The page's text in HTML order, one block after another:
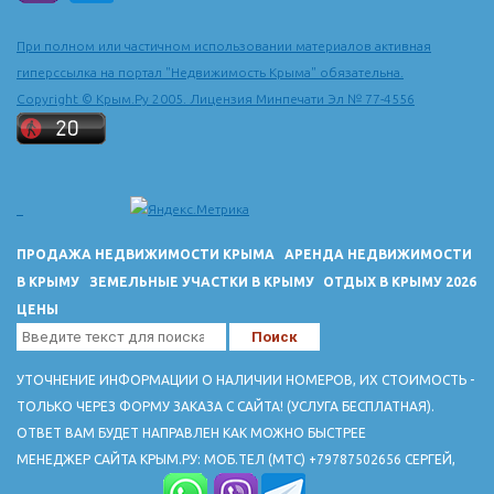
При полном или частичном использовании материалов активная
гиперссылка на портал "Недвижимость Крыма" обязательна.
Copyright © Крым.Ру 2005. Лицензия Минпечати Эл № 77-4556
ПРОДАЖА НЕДВИЖИМОСТИ КРЫМА
АРЕНДА НЕДВИЖИМОСТИ
В КРЫМУ
ЗЕМЕЛЬНЫЕ УЧАСТКИ В КРЫМУ
ОТДЫХ В КРЫМУ 2026
ЦЕНЫ
УТОЧНЕНИЕ ИНФОРМАЦИИ О НАЛИЧИИ НОМЕРОВ, ИХ СТОИМОСТЬ -
ТОЛЬКО ЧЕРЕЗ ФОРМУ ЗАКАЗА С САЙТА! (УСЛУГА БЕСПЛАТНАЯ).
ОТВЕТ ВАМ БУДЕТ НАПРАВЛЕН КАК МОЖНО БЫСТРЕЕ
МЕНЕДЖЕР САЙТА КРЫМ.РУ: МОБ.ТЕЛ (МТС) +79787502656 СЕРГЕЙ,